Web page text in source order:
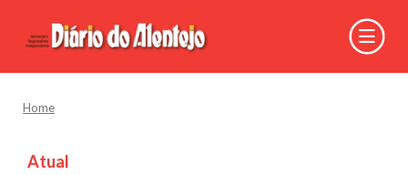
Home
Atual